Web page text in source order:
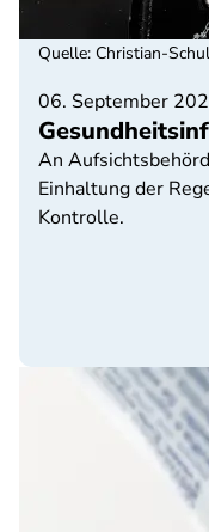
06. September
An
Einhaltung der
Kontrolle.
Quelle: Christian-